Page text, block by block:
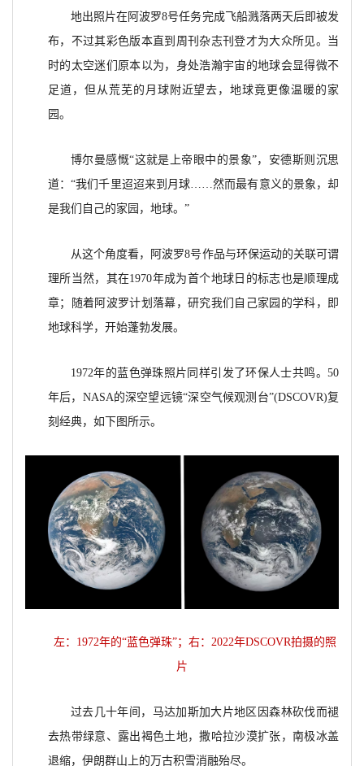
地出照片在阿波罗8号任务完成飞船溅落两天后即被发
布，不过其彩色版本直到周刊杂志刊登才为大众所见。当
时的太空迷们原本以为，身处浩瀚宇宙的地球会显得微不
足道，但从荒芜的月球附近望去，地球竟更像温暖的家
园。
博尔曼感慨“这就是上帝眼中的景象”，安德斯则沉思
道：“我们千里迢迢来到月球……然而最有意义的景象，却
是我们自己的家园，地球。”
从这个角度看，阿波罗8号作品与环保运动的关联可谓
理所当然，其在1970年成为首个地球日的标志也是顺理成
章；随着阿波罗计划落幕，研究我们自己家园的学科，即
地球科学，开始蓬勃发展。
1972年的蓝色弹珠照片同样引发了环保人士共鸣。50
年后，NASA的深空望远镜“深空气候观测台”(DSCOVR)复
刻经典，如下图所示。
左：1972年的“蓝色弹珠”；右：2022年DSCOVR拍摄的照
片
过去几十年间，马达加斯加大片地区因森林砍伐而褪
去热带绿意、露出褐色土地，撒哈拉沙漠扩张，南极冰盖
退缩，伊朗群山上的万古积雪消融殆尽。